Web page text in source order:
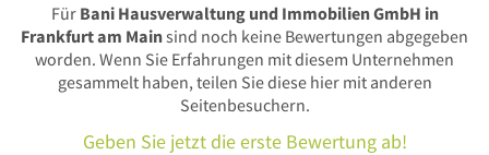
Für Bani Hausverwaltung und Immobilien GmbH in
Frankfurt am Mainsind noch keine Bewertungen abgegeben
worden. Wenn Sie Erfahrungen mit diesem Unternehmen
gesammelt haben, teilen Sie diese hier mit anderen
Seitenbesuchern.
Geben Sie jetzt die erste Bewertung ab!